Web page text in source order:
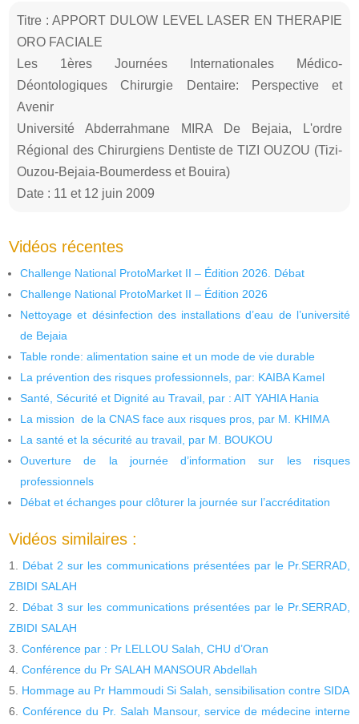
Titre : APPORT DULOW LEVEL LASER EN THERAPIE
ORO FACIALE
Les 1ères Journées Internationales Médico-
Déontologiques Chirurgie Dentaire: Perspective et
Avenir
Université Abderrahmane MIRA De Bejaia, L'ordre
Régional des Chirurgiens Dentiste de TIZI OUZOU (Tizi-
Ouzou-Bejaia-Boumerdess et Bouira)
Date : 11 et 12 juin 2009
Vidéos récentes
Challenge National ProtoMarket II – Édition 2026. Débat
Challenge National ProtoMarket II – Édition 2026
Nettoyage et désinfection des installations d’eau de l’université
de Bejaia
Table ronde: alimentation saine et un mode de vie durable
La prévention des risques professionnels, par: KAIBA Kamel
Santé, Sécurité et Dignité au Travail, par : AIT YAHIA Hania
La mission de la CNAS face aux risques pros, par M. KHIMA
La santé et la sécurité au travail, par M. BOUKOU
Ouverture de la journée d’information sur les risques
professionnels
Débat et échanges pour clôturer la journée sur l’accréditation
Vidéos similaires :
Débat 2 sur les communications présentées par le Pr.SERRAD,
ZBIDI SALAH
Débat 3 sur les communications présentées par le Pr.SERRAD,
ZBIDI SALAH
Conférence par : Pr LELLOU Salah, CHU d’Oran
Conférence du Pr SALAH MANSOUR Abdellah
Hommage au Pr Hammoudi Si Salah, sensibilisation contre SIDA
Conférence du Pr. Salah Mansour, service de médecine interne